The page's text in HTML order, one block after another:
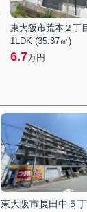
東大阪市荒本２丁
1LDK (35.37㎡)
6.7万円
東大阪市長田中５丁